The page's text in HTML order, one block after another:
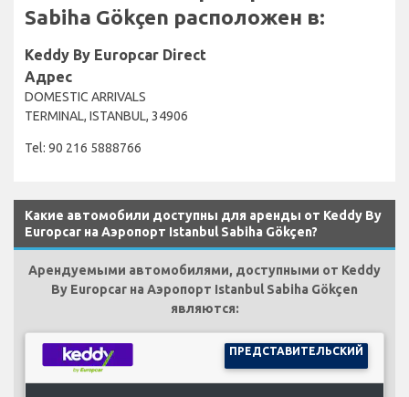
Sabiha Gökçen расположен в:
Keddy By Europcar Direct
Адрес
DOMESTIC ARRIVALS
TERMINAL, ISTANBUL, 34906
Tel: 90 216 5888766
Какие автомобили доступны для аренды от Keddy By
Europcar на Аэропорт Istanbul Sabiha Gökçen?
Арендуемыми автомобилями, доступными от Keddy
By Europcar на Аэропорт Istanbul Sabiha Gökçen
являются:
ПРЕДСТАВИТЕЛЬСКИЙ